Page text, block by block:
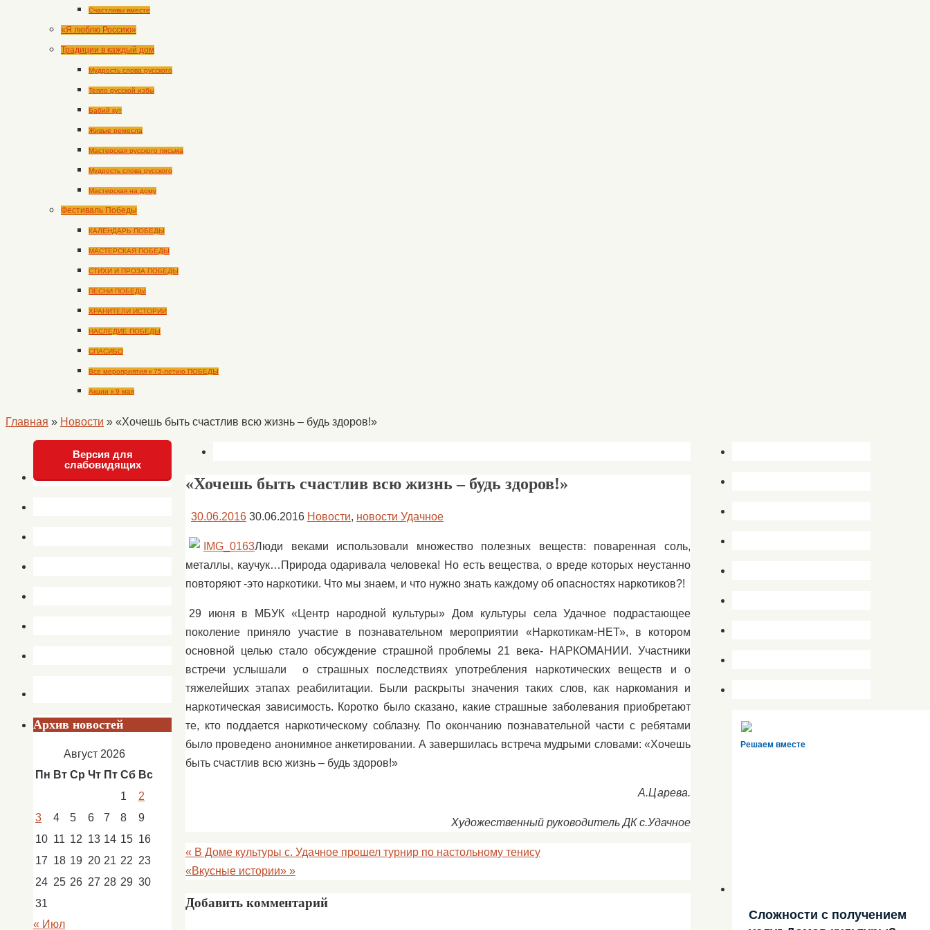
Счастливы вместе
«Я люблю Россию»
Традиции в каждый дом
Мудрость слова русского
Тепло русской избы
Бабий кут
Живые ремесла
Мастерская русского письма
Мудрость слова русского
Мастерская на дому
Фестиваль Победы
КАЛЕНДАРЬ ПОБЕДЫ
МАСТЕРСКАЯ ПОБЕДЫ
СТИХИ И ПРОЗА ПОБЕДЫ
ПЕСНИ ПОБЕДЫ
ХРАНИТЕЛИ ИСТОРИИ
НАСЛЕДИЕ ПОБЕДЫ
СПАСИБО
Все мероприятия к 75-летию ПОБЕДЫ
Акции к 9 мая
Главная » Новости » «Хочешь быть счастлив всю жизнь – будь здоров!»
«Хочешь быть счастлив всю жизнь – будь здоров!»
30.06.2016 30.06.2016 Новости, новости Удачное
Люди веками использовали множество полезных веществ: поваренная соль,
металлы, каучук…Природа одаривала человека! Но есть вещества, о вреде которых неустанно
повторяют -это наркотики. Что мы знаем, и что нужно знать каждому об опасностях наркотиков?!
29 июня в МБУК «Центр народной культуры» Дом культуры села Удачное подрастающее
поколение приняло участие в познавательном мероприятии «Наркотикам-НЕТ», в котором
основной целью стало обсуждение страшной проблемы 21 века- НАРКОМАНИИ. Участники
встречи услышали о страшных последствиях употребления наркотических веществ и о
тяжелейших этапах реабилитации. Были раскрыты значения таких слов, как наркомания и
наркотическая зависимость. Коротко было сказано, какие страшные заболевания приобретают
те, кто поддается наркотическому соблазну. По окончанию познавательной части с ребятами
было проведено анонимное анкетировании. А завершилась встреча мудрыми словами: «Хочешь
быть счастлив всю жизнь – будь здоров!»
А.Царева.
Художественный руководитель ДК с.Удачное
« В Доме культуры с. Удачное прошел турнир по настольному тенису
«Вкусные истории» »
Добавить комментарий
Версия для
слабовидящих
Архив новостей
Август 2026
Пн Вт Ср Чт Пт Сб Вс
1
2
3
4 5 6 7 8
9
10 11 12 13 14 15 16
17 18 19 20 21 22 23
24 25 26 27 28 29 30
31
« Июл
Решаем вместе
Сложности с получением